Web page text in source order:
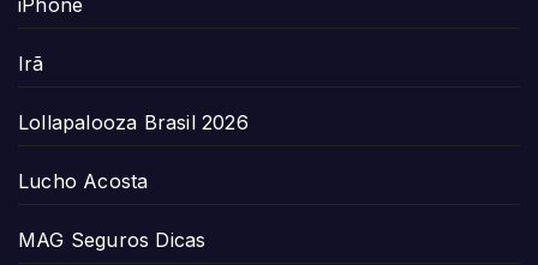
iPhone
Irã
Lollapalooza Brasil 2026
Lucho Acosta
MAG Seguros Dicas